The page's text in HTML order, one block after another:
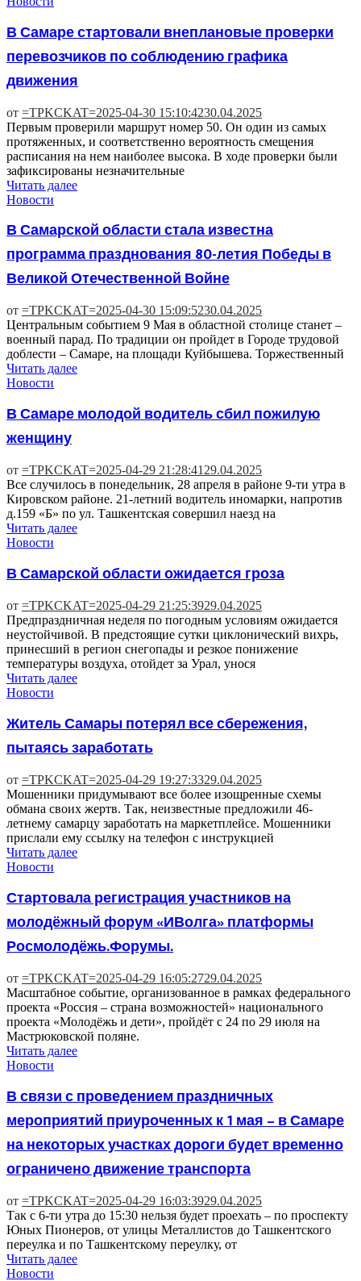
В Самаре стартовали внеплановые проверки
перевозчиков по соблюдению графика
движения
от =TPKCKAT=2025-04-30 15:10:4230.04.2025
Первым проверили маршрут номер 50. Он один из самых
протяженных, и соответственно вероятность смещения
расписания на нем наиболее высока. В ходе проверки были
зафиксированы незначительные
Читать далее
Новости
В Самарской области стала известна
программа празднования 80-летия Победы в
Великой Отечественной Войне
от =TPKCKAT=2025-04-30 15:09:5230.04.2025
Центральным событием 9 Мая в областной столице станет –
военный парад. По традиции он пройдет в Городе трудовой
доблести – Самаре, на площади Куйбышева. Торжественный
Читать далее
Новости
В Самаре молодой водитель сбил пожилую
женщину
от =TPKCKAT=2025-04-29 21:28:41 29.04.2025
Все случилось в понедельник, 28 апреля в районе 9-ти утра в
Кировском районе. 21-летний водитель иномарки, напротив
д.159 «Б» по ул. Ташкентская совершил наезд на
Читать далее
Новости
В Самарской области ожидается гроза
от =TPKCKAT=2025-04-29 21:25:3929.04.2025
Предпраздничная неделя по погодным условиям ожидается
неустойчивой. В предстоящие сутки циклонический вихрь,
принесший в регион снегопады и резкое понижение
температуры воздуха, отойдет за Урал, унося
Читать далее
Новости
Житель Самары потерял все сбережения,
пытаясь заработать
от =TPKCKAT=2025-04-29 19:27:3329.04.2025
Мошенники придумывают все более изощренные схемы
обмана своих жертв. Так, неизвестные предложили 46-
летнему самарцу заработать на маркетплейсе. Мошенники
прислали ему ссылку на телефон с инструкцией
Читать далее
Новости
Стартовала регистрация участников на
молодёжный форум «ИВолга» платформы
Росмолодёжь.Форумы.
от =TPKCKAT=2025-04-29 16:05:2729.04.2025
Масштабное событие, организованное в рамках федерального
проекта «Россия – страна возможностей» национального
проекта «Молодёжь и дети», пройдёт с 24 по 29 июля на
Мастрюковской поляне.
Читать далее
Новости
В связи с проведением праздничных
мероприятий приуроченных к 1 мая – в Самаре
на некоторых участках дороги будет временно
ограничено движение транспорта
от =TPKCKAT=2025-04-29 16:03:3929.04.2025
Так с 6-ти утра до 15:30 нельзя будет проехать – по проспекту
Юных Пионеров, от улицы Металлистов до Ташкентского
переулка и по Ташкентскому переулку, от
Читать далее
Новости